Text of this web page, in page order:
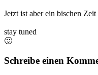
Jetzt ist aber ein bischen
stay tuned
🙂
Schreibe einen